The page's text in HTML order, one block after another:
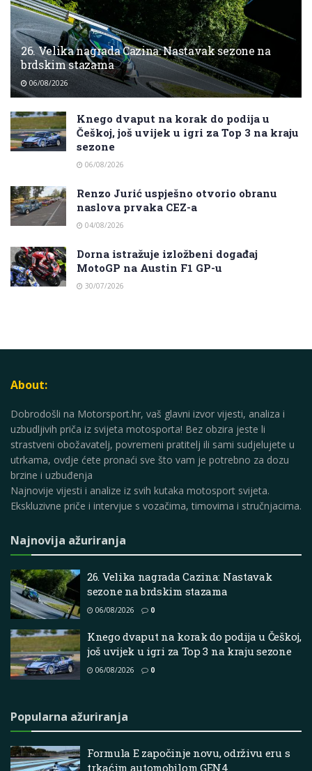
26. Velika nagrada Cazina: Nastavak sezone na
brdskim stazama
06/08/2026
Knego dvaput na korak do podija u
Češkoj, još uvijek u igri za Top 3 na kraju
sezone
06/08/2026
Renzo Jurić uspješno otvorio obranu
naslova prvaka CEZ-a
04/08/2026
Dorna istražuje izložbeni događaj
MotoGP na Austin F1 GP-u
30/07/2026
About:
Dobrodošli na Motorsport.hr, vaš glavni izvor vijesti, analiza i
uzbudljivih priča iz svijeta motosporta! Bez obzira jeste li
strastveni obožavatelj, povremeni pratitelj ili sami sudjelujete u
utrkama, ovdje ćete pronaći sve što vam je potrebno za dozu
brzine i uzbuđenja
Najnovije vijesti i analize iz svih kutaka motosport svijeta.
Ekskluzivne priče i intervjue s vozačima, timovima i stručnjacima.
Najnovija ažuriranja
26. Velika nagrada Cazina: Nastavak
sezone na brdskim stazama
06/08/2026 0
Knego dvaput na korak do podija u Češkoj,
još uvijek u igri za Top 3 na kraju sezone
06/08/2026 0
Popularna ažuriranja
Formula E započinje novu, održivu eru s
trkaćim automobilom GEN4